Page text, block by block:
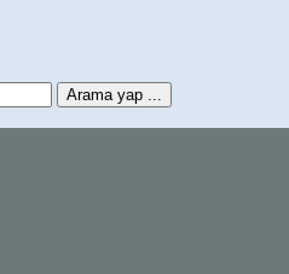
Arama yap ...